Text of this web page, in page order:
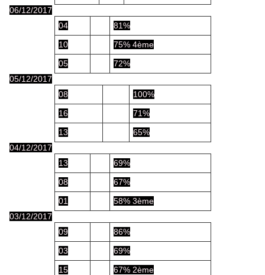
06/12/2017
04
81%
10
75% 4ème
05
72%
05/12/2017
08
100%
16
71%
13
65%
04/12/2017
13
69%
08
67%
01
58% 3ème
03/12/2017
09
86%
03
69%
15
67% 2ème